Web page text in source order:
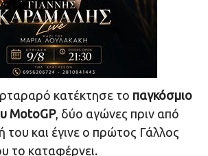
κατέκτησε το παγκόσμιο
MotoGP, δύο αγώνες πριν από
και έγινε ο πρώτος Γάλλος
το καταφέρνει.